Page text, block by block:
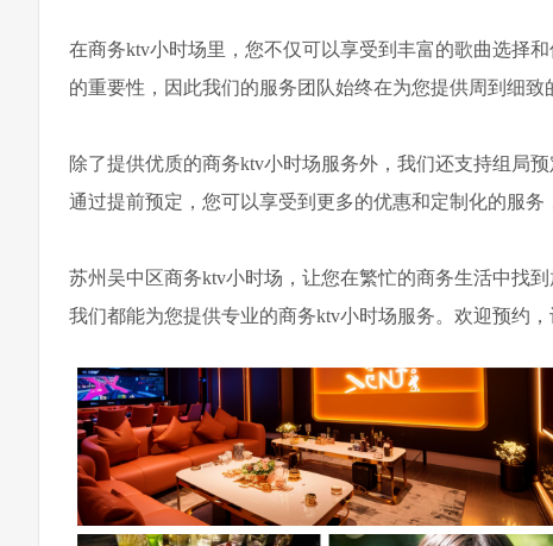
在商务ktv小时场里，您不仅可以享受到丰富的歌曲选择
的重要性，因此我们的服务团队始终在为您提供周到细
除了提供优质的商务ktv小时场服务外，我们还支持组局
通过提前预定，您可以享受到更多的优惠和定制化的服务
苏州吴中区商务ktv小时场，让您在繁忙的商务生活中找
我们都能为您提供专业的商务ktv小时场服务。欢迎预约